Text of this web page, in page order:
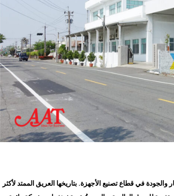
عام ١٩٧٣، وبرزت كرمز للابتكار والجودة في قطاع تصنيع الأجهزة. بتاريخها العريق الممتد لأكثر